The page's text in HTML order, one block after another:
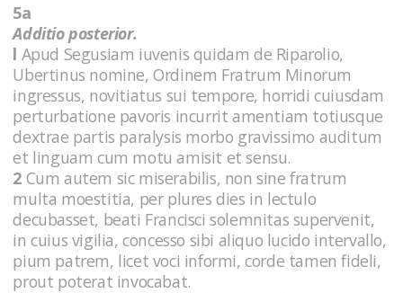
5a
Additio posterior.
l Apud Segusiam iuvenis quidam de Riparolio,
Ubertinus nomine, Ordinem Fratrum Minorum
ingressus, novitiatus sui tempore, horridi cuiusdam
perturbatione pavoris incurrit amentiam totiusque
dextrae partis paralysis morbo gravissimo auditum
et linguam cum motu amisit et sensu.
2 Cum autem sic miserabilis, non sine fratrum
multa moestitia, per plures dies in lectulo
decubasset, beati Francisci solemnitas supervenit,
in cuius vigilia, concesso sibi aliquo lucido intervallo,
pium patrem, licet voci informi, corde tamen fideli,
prout poterat invocabat.